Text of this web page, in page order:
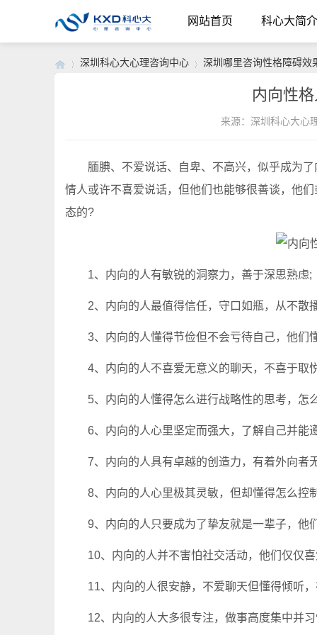
网站首页 科心大简
深圳科心大心理咨询中心 深圳哪里咨询性格障碍效
内向性
来源：深圳科心大心
腼腆、不爱说话、自卑、不高兴，似乎成为了
情人或许不喜爱说话，但他们也能够很善谈，他
态的?
1、内向的人有敏锐的洞察力，善于深思熟虑;
2、内向的人最值得信任，守口如瓶，从不散
3、内向的人懂得节俭但不会亏待自己，他们
4、内向的人不喜爱无意义的聊天，不喜于取
5、内向的人懂得怎么进行战略性的思考，怎
6、内向的人心里坚定而强大，了解自己并能
7、内向的人具有卓越的创造力，有着外向者
8、内向的人心里极其灵敏，但却懂得怎么控
9、内向的人只要成为了挚友就是一辈子，他
10、内向的人并不害怕社交活动，他们仅仅喜
11、内向的人很安静，不爱聊天但懂得倾听，
12、内向的人大多很专注，做事高度集中并习